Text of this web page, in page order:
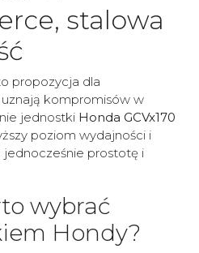
stalowa
propozycja dla
kompromisów w
jednostki Honda GCVx170
poziom wydajności i
jednocześnie prostotę i
wybrać
Hondy?